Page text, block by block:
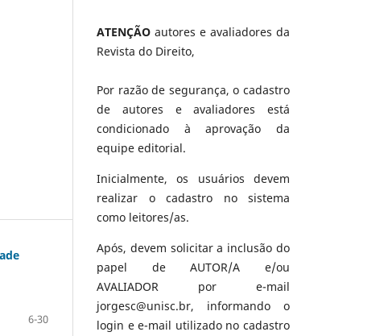
6-30
ATENÇÃO autores e avaliadores da
Revista do Direito,
Por razão de segurança, o cadastro
de autores e avaliadores está
condicionado à aprovação da
equipe editorial.
Inicialmente, os usuários devem
realizar o cadastro no sistema
como leitores/as.
Após, devem solicitar a inclusão do
papel de AUTOR/A e/ou
AVALIADOR por e-mail
jorgesc@unisc.br, informando o
login e e-mail utilizado no cadastro